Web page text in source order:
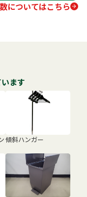
についてはこちら
ます
傾斜ハンガー